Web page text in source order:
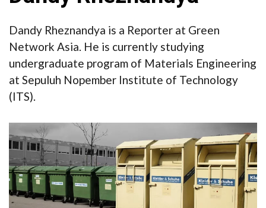
Dandy Rheznandya is a Reporter at Green
Network Asia. He is currently studying
undergraduate program of Materials Engineering
at Sepuluh Nopember Institute of Technology
(ITS).